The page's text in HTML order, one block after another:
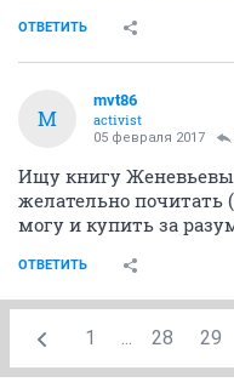
ОТВЕТИТЬ
M
mvt86
activist
05 февраля 2017
Ищу книгу Женевьевы
желательно почитать
могу и купить за
ОТВЕТИТЬ
1 ... 28 29